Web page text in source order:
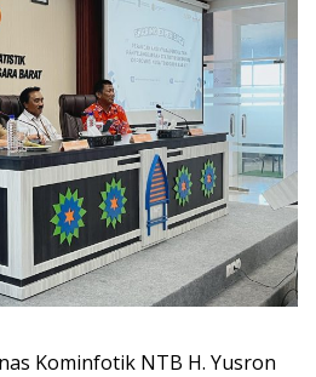
Kominfotik NTB H. Yusron